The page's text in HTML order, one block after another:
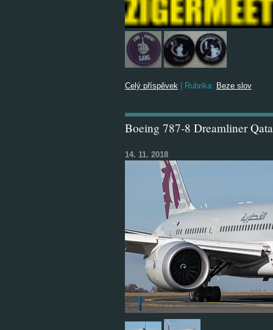
Celý příspěvek Rubrika: Beze slov
Boeing 787-8 Dreamliner
14. 11. 2018